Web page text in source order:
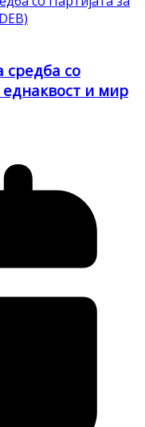
средба со
еднаквост и мир